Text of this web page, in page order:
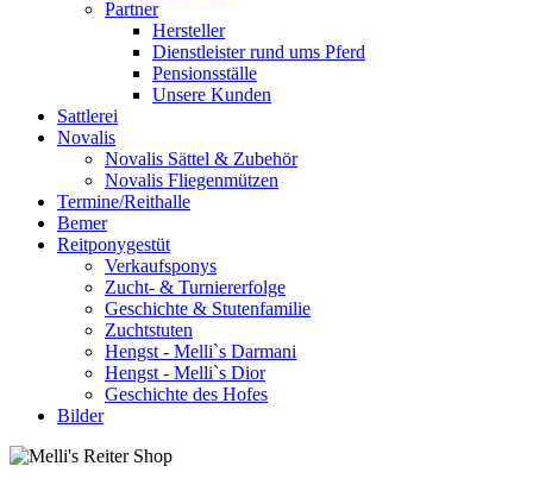
Partner
Hersteller
Dienstleister rund ums Pferd
Pensionsställe
Unsere Kunden
Sattlerei
Novalis
Novalis Sättel & Zubehör
Novalis Fliegenmützen
Termine/Reithalle
Bemer
Reitponygestüt
Verkaufsponys
Zucht- & Turniererfolge
Geschichte & Stutenfamilie
Zuchtstuten
Hengst - Melli`s Darmani
Hengst - Melli`s Dior
Geschichte des Hofes
Bilder